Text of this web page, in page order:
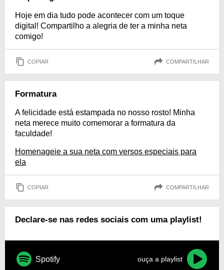
Hoje em dia tudo pode acontecer com um toque
digital! Compartilho a alegria de ter a minha neta
comigo!
COPIAR COMPARTILHAR
Formatura
A felicidade está estampada no nosso rosto! Minha
neta merece muito comemorar a formatura da
faculdade!
Homenageie a sua neta com versos especiais para
ela
COPIAR COMPARTILHAR
Declare-se nas redes sociais com uma playlist!
Spotify ouça a playlist